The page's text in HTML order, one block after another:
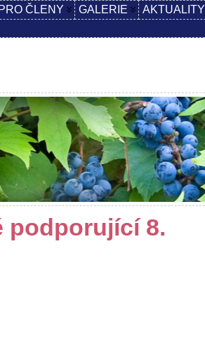
ČLENY GALERIE AKTUALITY
podporující 8.